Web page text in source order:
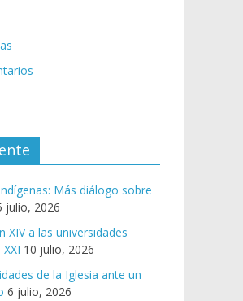
Más diálogo sobre
julio, 2026
XIV a las universidades
10 julio, 2026
de la Iglesia ante un
6 julio, 2026